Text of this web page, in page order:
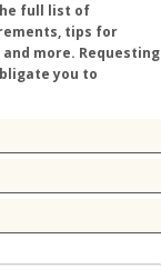
full list of
tips for
more. Requesting
you to